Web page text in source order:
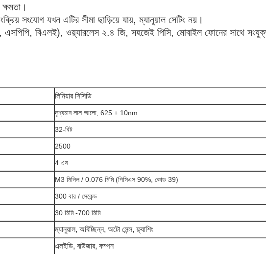
সংযোগ যখন এটির সীমা ছাড়িয়ে যায়, ম্যানুয়াল সেটিং নয়।
বিএলই), ওয়্যারলেস ২.৪ জি, সহজেই পিসি, মোবাইল ফোনের সাথে
লিনিয়ার সিসিডি
দৃশ্যমান লাল আলো, 625 ± 10nm
32-বিট
2500
4 এস
M3 মিলিল / 0.076 মিমি (পিসিএস 90%, কোড 39)
300 বার / সেকেন্ড
30 মিমি -700 মিমি
ম্যানুয়াল, অবিচ্ছিন্ন, অটো সেন্স, ফ্ল্যাশিং
এলইডি, বাউজার, কম্পন